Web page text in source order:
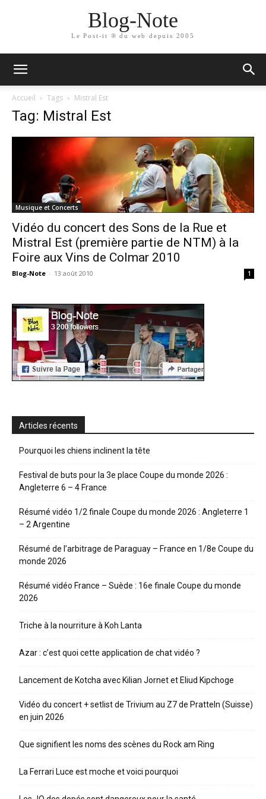
Blog-Note
Le Post-it ® du web depuis 2005
Accueil Tags Mistral Est
Tag: Mistral Est
Musique et Concerts
Vidéo du concert des Sons de la Rue et
Mistral Est (première partie de NTM) à la
Foire aux Vins de Colmar 2010
Blog-Note - 13 août 2010 1
Articles récents
Pourquoi les chiens inclinent la tête
Festival de buts pour la 3e place Coupe du monde 2026 :
Angleterre 6 – 4 France
Résumé vidéo 1/2 finale Coupe du monde 2026 : Angleterre 1
– 2 Argentine
Résumé de l’arbitrage de Paraguay – France en 1/8e Coupe du
monde 2026
Résumé vidéo France – Suède : 16e finale Coupe du monde
2026
Triche à la nourriture à Koh Lanta
Azar : c’est quoi cette application de chat vidéo ?
Lancement de Kotcha avec Kilian Jornet et Eliud Kipchoge
Vidéo du concert + setlist de Trivium au Z7 de Pratteln (Suisse)
en juin 2026
Que signifient les noms des scènes du Rock am Ring
La Ferrari Luce est moche et voici pourquoi